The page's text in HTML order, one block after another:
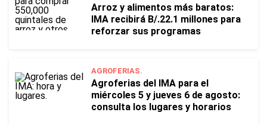
Arroz y alimentos más baratos:
IMA recibirá B/.22.1 millones para
reforzar sus programas
AGROFERIAS.
Agroferias del IMA para el
miércoles 5 y jueves 6 de agosto:
consulta los lugares y horarios